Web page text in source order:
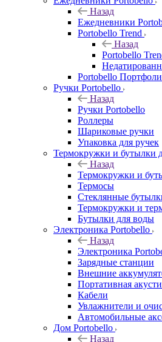
Назад
Ежедневники
Portobello Trend
Назад
Portobello
Portobello
Ручки Portobello
Назад
Ручки Portobello
Роллеры
Шариковые ручки
Упаковка для ручек
Термокружки и бутылки
Назад
Термокружки и
Термосы
Стеклянные
Термокружки и
Бутылки для воды
Электроника Portobello
Назад
Электроника
Зарядные станции
Внешние
Портативная
Кабели
Увлажнители и
Автомобильные
Дом Portobello
Назад